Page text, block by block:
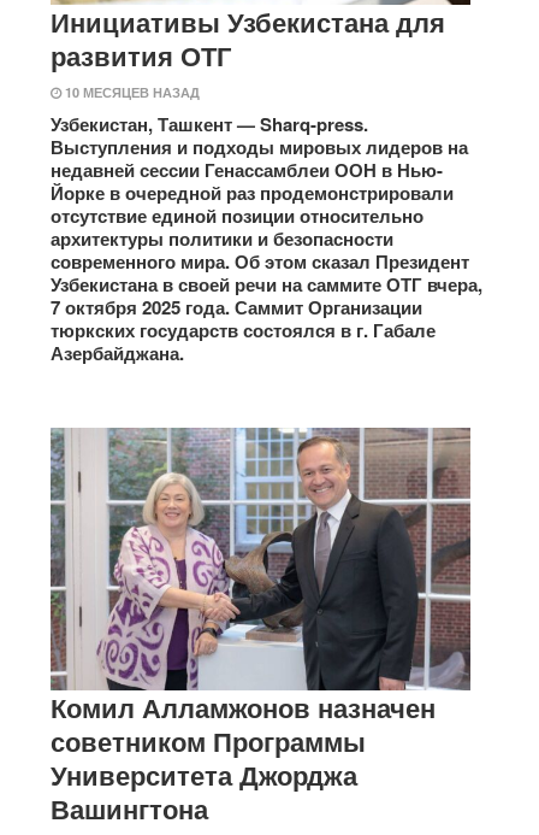
Инициативы Узбекистана для
развития ОТГ
10 МЕСЯЦЕВ НАЗАД
Узбекистан, Ташкент — Sharq-press.
Выступления и подходы мировых лидеров на
недавней сессии Генассамблеи ООН в Нью-
Йорке в очередной раз продемонстрировали
отсутствие единой позиции относительно
архитектуры политики и безопасности
современного мира. Об этом сказал Президент
Узбекистана в своей речи на саммите ОТГ вчера,
7 октября 2025 года. Саммит Организации
тюркских государств состоялся в г. Габале
Азербайджана.
Комил Алламжонов назначен
советником Программы
Университета Джорджа
Вашингтона